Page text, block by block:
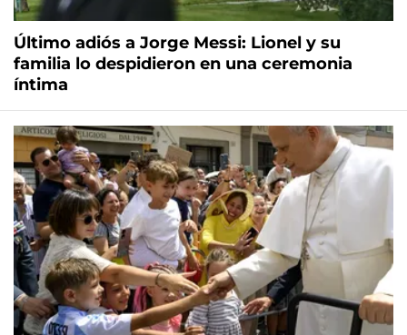
Último adiós a Jorge Messi: Lionel y su
familia lo despidieron en una ceremonia
íntima